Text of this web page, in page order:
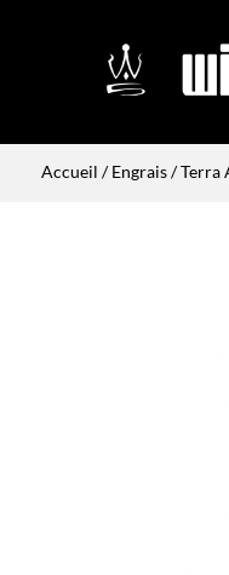
Accueil /Engrais/ Terra